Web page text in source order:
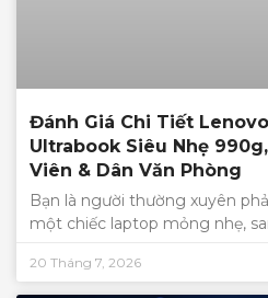
Đánh Giá Chi Tiết
Ultrabook Siêu Nhẹ
Viên & Dân Văn Phòng
Bạn là người thường xuyên
một chiếc laptop mỏng nhẹ,
20 Tháng 7, 2026